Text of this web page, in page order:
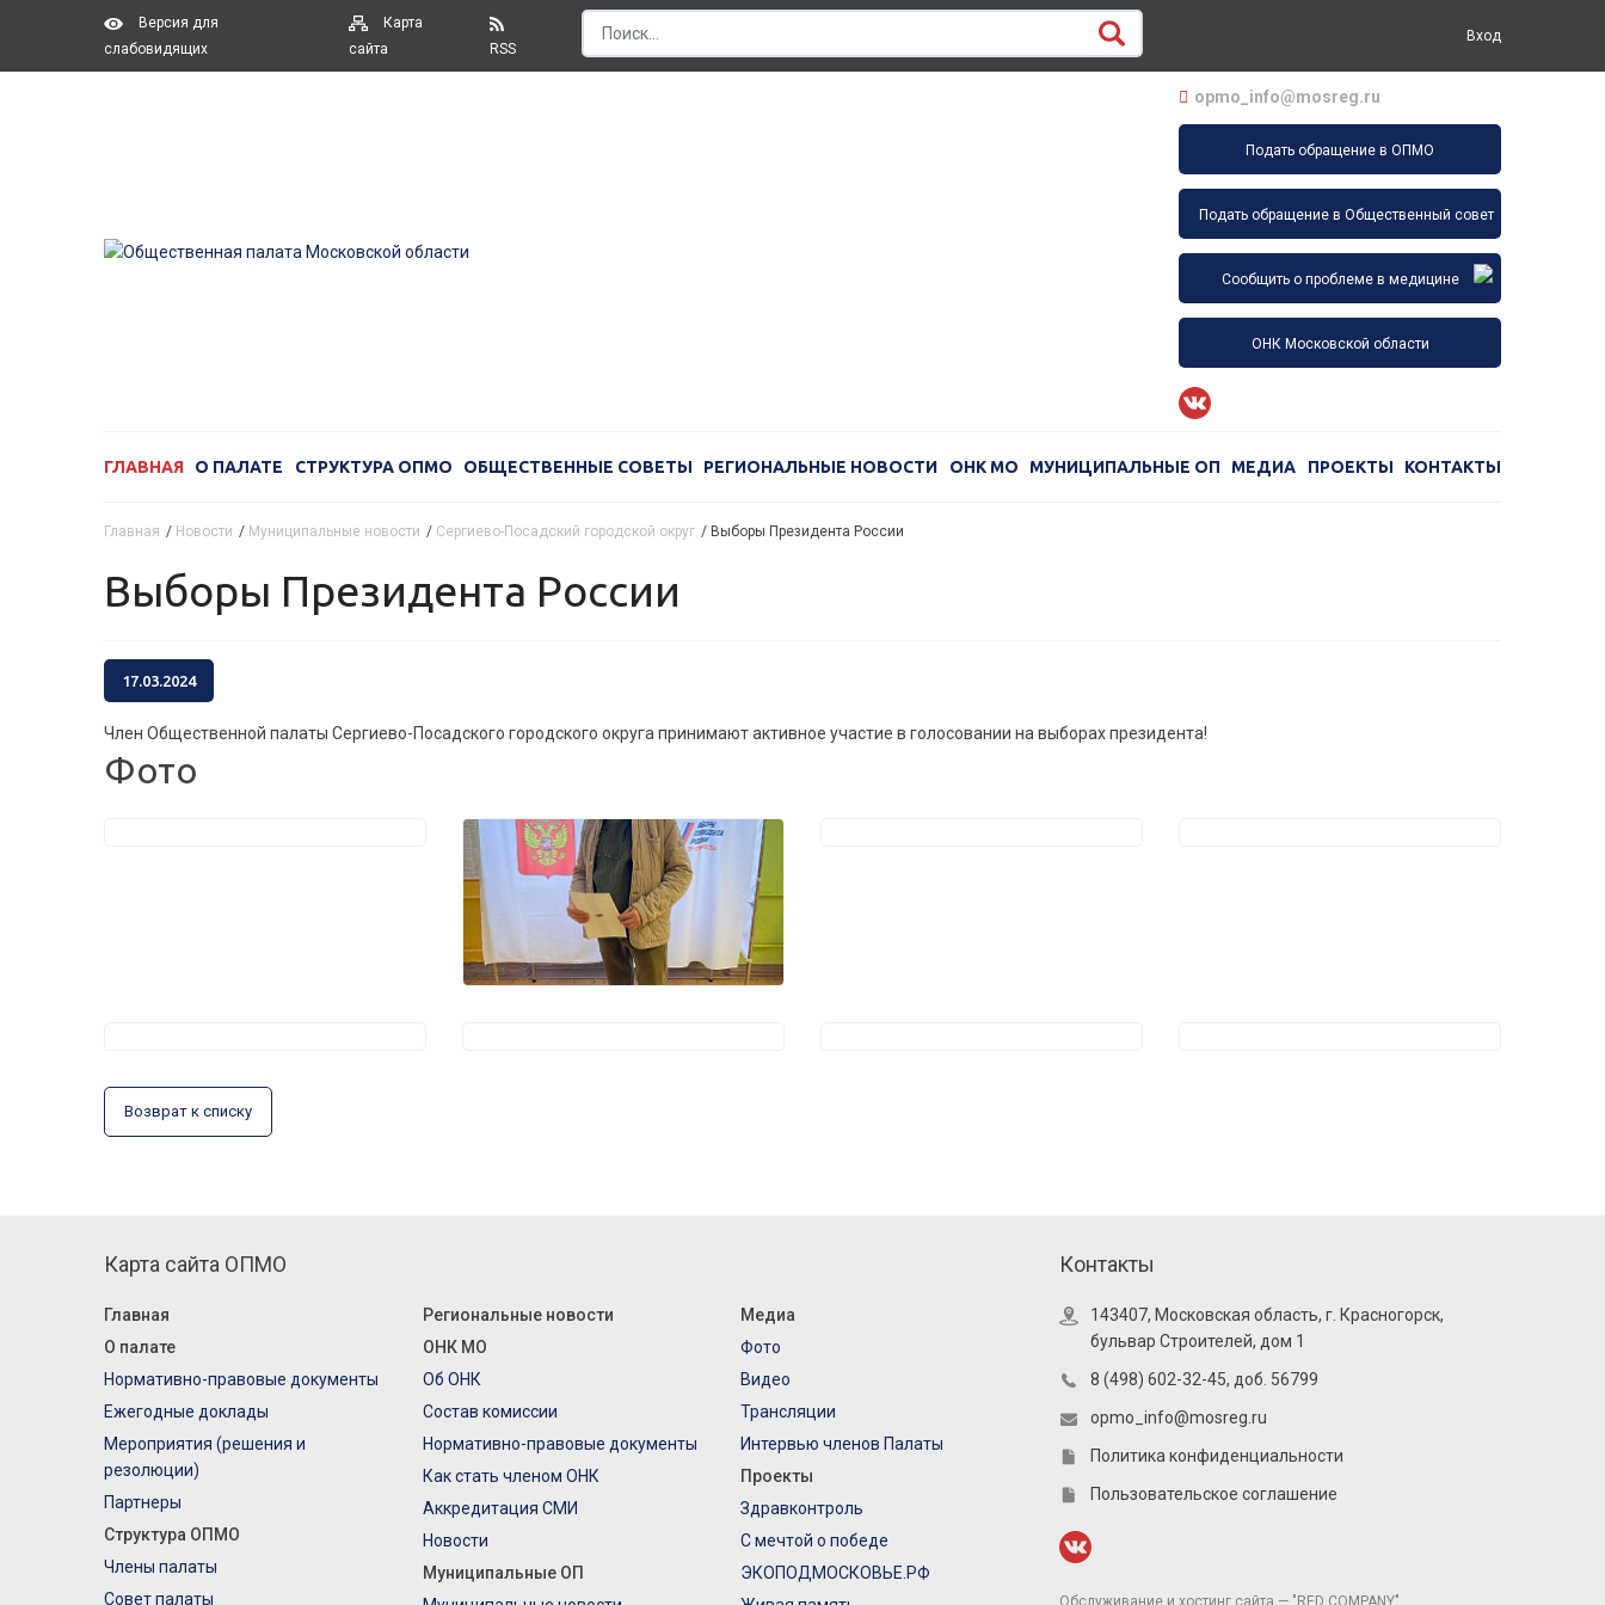
Версия для
слабовидящих
Карта
сайта
RSS
Вход
opmo_info@mosreg.ru
Подать обращение в ОПМО
Подать обращение в Общественный совет
Сообщить о проблеме в медицине
ОНК Московской области
ГЛАВНАЯ О ПАЛАТЕ СТРУКТУРА ОПМО ОБЩЕСТВЕННЫЕ СОВЕТЫ РЕГИОНАЛЬНЫЕ НОВОСТИ ОНК МО МУНИЦИПАЛЬНЫЕ ОП МЕДИА ПРОЕКТЫ КОНТАКТЫ
Главная / Новости / Муниципальные новости / Сергиево-Посадский городской округ / Выборы Президента России
Выборы Президента России
17.03.2024
Член Общественной палаты Сергиево-Посадского городского округа принимают активное участие в голосовании на выборах президента!
Фото
Возврат к списку
Карта сайта ОПМО
Главная
О палате
Нормативно-правовые документы
Ежегодные доклады
Мероприятия (решения и
резолюции)
Партнеры
Структура ОПМО
Члены палаты
Совет палаты
Региональные новости
ОНК МО
Об ОНК
Состав комиссии
Нормативно-правовые документы
Как стать членом ОНК
Аккредитация СМИ
Новости
Муниципальные ОП
Медиа
Фото
Видео
Трансляции
Интервью членов Палаты
Проекты
Здравконтроль
С мечтой о победе
ЭКОПОДМОСКОВЬЕ.РФ
Контакты
143407, Московская область, г. Красногорск,
бульвар Строителей, дом 1
8 (498) 602-32-45, доб. 56799
opmo_info@mosreg.ru
Политика конфиденциальности
Пользовательское соглашение
Обслуживание и хостинг сайта — "RED COMPANY"